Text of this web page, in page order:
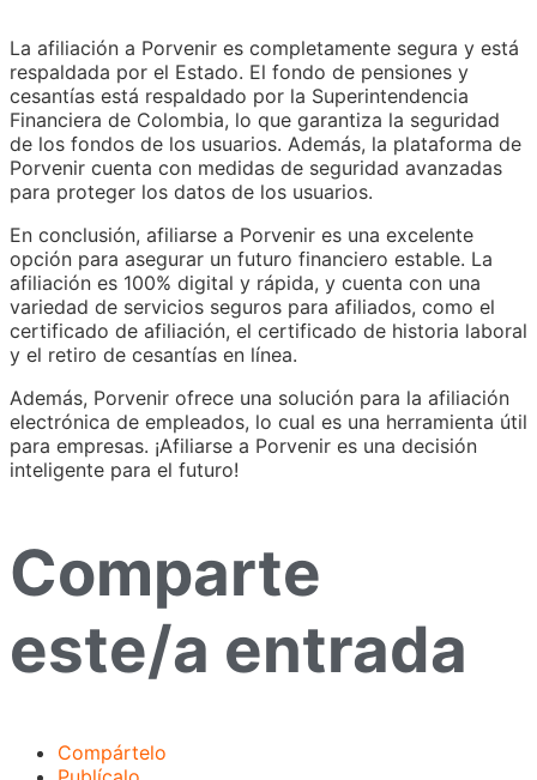
La afiliación a Porvenir es completamente segura y está
respaldada por el Estado. El fondo de pensiones y
cesantías está respaldado por la Superintendencia
Financiera de Colombia, lo que garantiza la seguridad
de los fondos de los usuarios. Además, la plataforma de
Porvenir cuenta con medidas de seguridad avanzadas
para proteger los datos de los usuarios.
En conclusión, afiliarse a Porvenir es una excelente
opción para asegurar un futuro financiero estable. La
afiliación es 100% digital y rápida, y cuenta con una
variedad de servicios seguros para afiliados, como el
certificado de afiliación, el certificado de historia laboral
y el retiro de cesantías en línea.
Además, Porvenir ofrece una solución para la afiliación
electrónica de empleados, lo cual es una herramienta útil
para empresas. ¡Afiliarse a Porvenir es una decisión
inteligente para el futuro!
Comparte
este/a entrada
Compártelo